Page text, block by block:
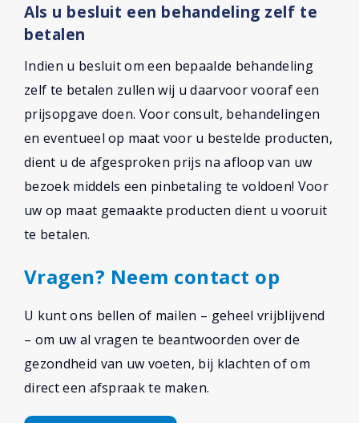
Als u besluit een behandeling zelf te
betalen
Indien u besluit om een bepaalde behandeling
zelf te betalen zullen wij u daarvoor vooraf een
prijsopgave doen. Voor consult, behandelingen
en eventueel op maat voor u bestelde producten,
dient u de afgesproken prijs na afloop van uw
bezoek middels een pinbetaling te voldoen! Voor
uw op maat gemaakte producten dient u vooruit
te betalen.
Vragen? Neem contact op
U kunt ons bellen of mailen – geheel vrijblijvend
– om uw al vragen te beantwoorden over de
gezondheid van uw voeten, bij klachten of om
direct een afspraak te maken.